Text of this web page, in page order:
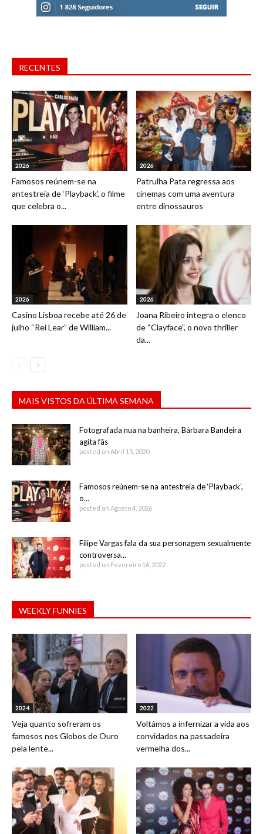
RECENTES
2026
Famosos reúnem-se na
antestreia de ‘Playback’, o filme
que celebra o...
2026
Patrulha Pata regressa aos
cinemas com uma aventura
entre dinossauros
2026
Casino Lisboa recebe até 26 de
julho “Rei Lear” de William...
2026
Joana Ribeiro integra o elenco
de “Clayface”, o novo thriller
da...
MAIS VISTOS DA ÚLTIMA SEMANA
Fotografada nua na banheira, Bárbara Bandeira
agita fãs
posted on Abril 15, 2020
Famosos reúnem-se na antestreia de ‘Playback’,
o...
posted on Agosto 4, 2026
Filipe Vargas fala da sua personagem sexualmente
controversa...
posted on Fevereiro 16, 2022
WEEKLY FUNNIES
2024
Veja quanto sofreram os
famosos nos Globos de Ouro
pela lente...
2022
Voltámos a infernizar a vida aos
convidados na passadeira
vermelha dos...